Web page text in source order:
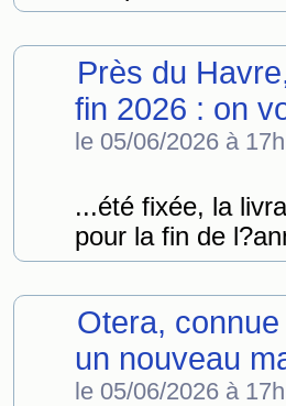
Près du
fin 2026 : on
le 05/06/2026 à
...été fixée, la
pour la fin de
Otera,
un nouveau
le 05/06/2026 à